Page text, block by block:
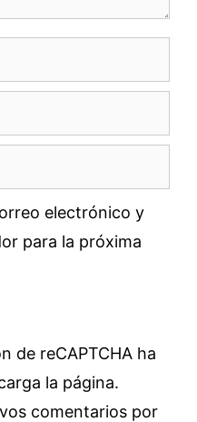
electrónico y
para la próxima
de reCAPTCHA ha
la página.
comentarios por